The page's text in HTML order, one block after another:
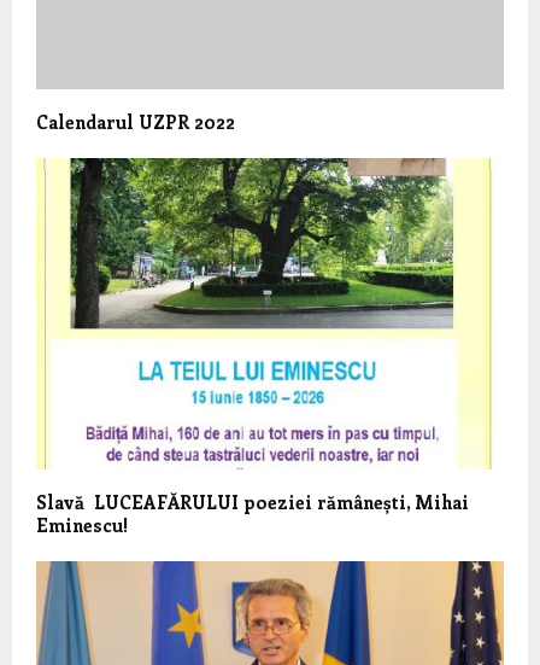
Calendarul UZPR 2022
Slavă LUCEAFĂRULUI poeziei rămânești, Mihai
Eminescu!